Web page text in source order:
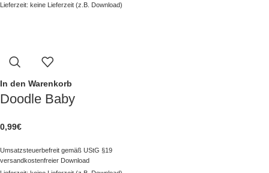
Lieferzeit: keine Lieferzeit (z.B. Download)
In den Warenkorb
Doodle Baby
0,99€
Umsatzsteuerbefreit gemäß UStG §19
versandkostenfreier Download